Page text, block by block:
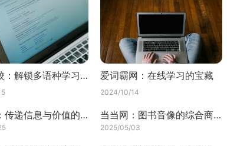
沪江网校：解锁多语种学习的奇妙之旅 爱词霸网：在线学习的宝藏
2024/10/14
光明网：传递信息与价值的重要平台 当当网：图书音像的综合商城
2025/05/03